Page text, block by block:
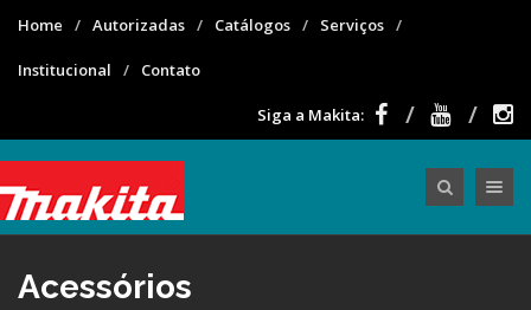
Home Autorizadas Catálogos Serviços
Institucional Contato
Siga a Makita:
Acessórios